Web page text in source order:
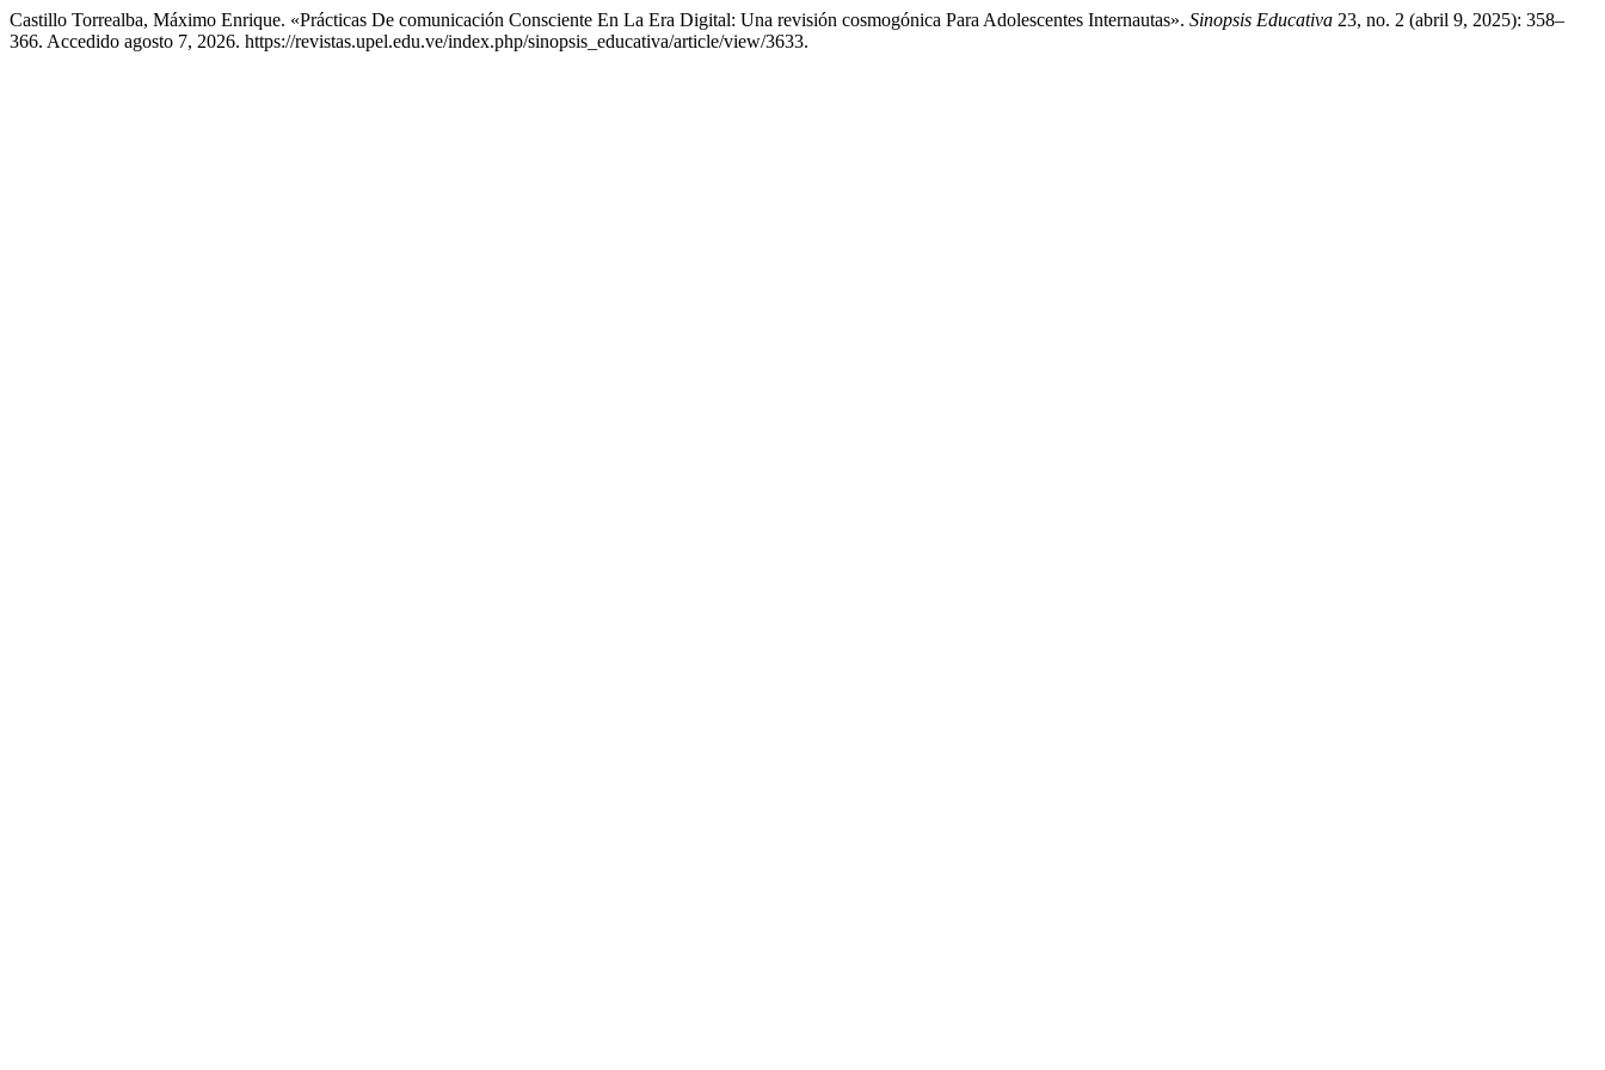
Castillo Torrealba, Máximo Enrique. «Prácticas De comunicación Consciente En La Era Digital: Una revisión cosmogónica Para Adolescentes Internautas». Sinopsis Educativa 23, no. 2 (abril 9, 2025): 358–
366. Accedido agosto 7, 2026. https://revistas.upel.edu.ve/index.php/sinopsis_educativa/article/view/3633.